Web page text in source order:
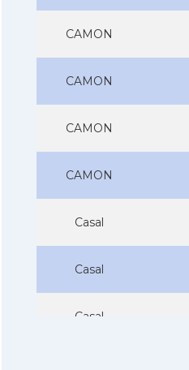
CAMON
CAMON
CAMON
CAMON
Casal
Casal
Casal